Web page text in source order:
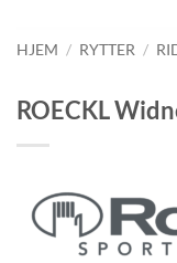
HJEM / RYTTER /
ROECKL